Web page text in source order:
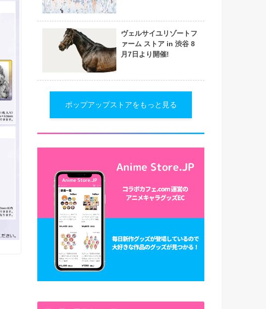
ヴェルサイユリゾートフ
ァーム ストア in 渋谷 8
月7日より開催!
ポップアップストアをもっと見る